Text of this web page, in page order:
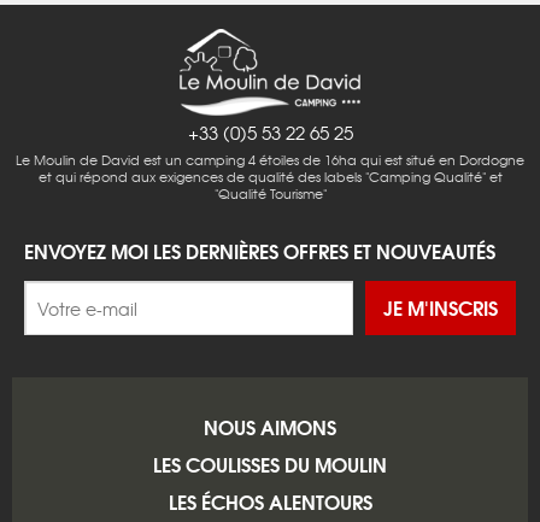
+33 (0)5 53 22 65 25
Le Moulin de David est un camping 4 étoiles de 16ha qui est situé en Dordogne
et qui répond aux exigences de qualité des labels "Camping Qualité" et
"Qualité Tourisme"
ENVOYEZ MOI LES DERNIÈRES OFFRES ET NOUVEAUTÉS
JE M'INSCRIS
NOUS AIMONS
LES COULISSES DU MOULIN
LES ÉCHOS ALENTOURS